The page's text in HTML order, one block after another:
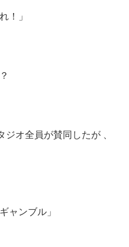
！」
オ全員が賛同したが 、
ャンブル」